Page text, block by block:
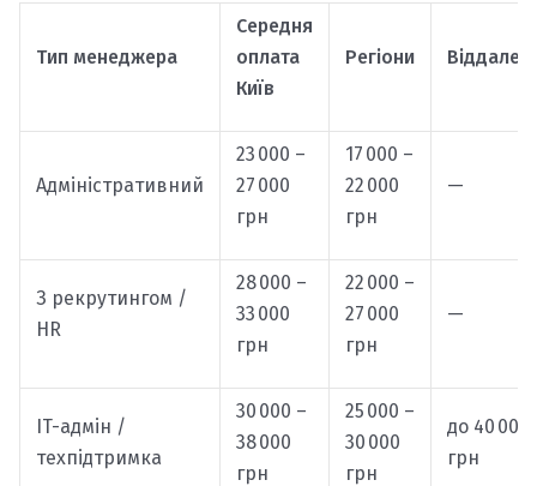
Тип менеджера
Середня
оплата
Київ
Регіони
Адміністративний
23 000 –
27 000
грн
17 000 –
22 000
грн
—
З рекрутингом /
HR
28 000 –
33 000
грн
22 000 –
27 000
грн
—
IT-адмін /
техпідтримка
30 000 –
38 000
грн
25 000 –
30 000
грн
до 40 000
грн